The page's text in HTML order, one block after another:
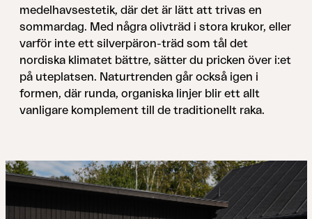
medelhavsestetik, där det är lätt att trivas en
sommardag. Med några olivträd i stora krukor, eller
varför inte ett silverpäron-träd som tål det
nordiska klimatet bättre, sätter du pricken över i:et
på uteplatsen. Naturtrenden går också igen i
formen, där runda, organiska linjer blir ett allt
vanligare komplement till de traditionellt raka.